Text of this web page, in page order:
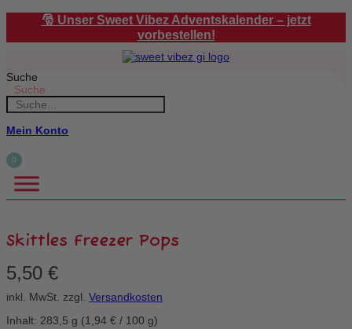
springen
🎅 Unser Sweet Vibez Adventskalender – jetzt
vorbestellen!
Suche
Suche
Mein Konto
0
Skittles Freezer Pops
5,50 €
inkl. MwSt. zzgl. Versandkosten
Inhalt: 283,5 g (1,94 € / 100 g)